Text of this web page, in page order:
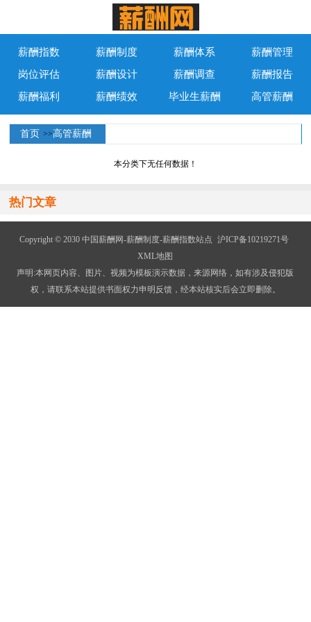
薪酬指数 薪酬制度 薪酬体系
薪酬管理
岗位评估
薪酬设计 薪酬调查
薪酬报告
薪酬福利
薪酬绩效 毕业生薪酬 高管薪酬
首页 >>高管薪酬
本分类下无任何数据！
热门文章
Copyright © 2030 中国薪酬网-薪酬制度-薪酬指数站点 沪ICP备10219271号
XML地图
声明:本网页内容、图片、视频为模板演示数据，来源网络，如有涉及侵犯版
权，请联系本站提供书面权力申明反馈，经本站核实后会立即删除。